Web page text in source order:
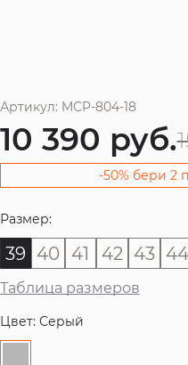
Артикул: MCP-804-18
10 390 руб.
-50% бери 2
Размер:
39 40 41 42 43 44
Таблица размеров
Цвет: Серый